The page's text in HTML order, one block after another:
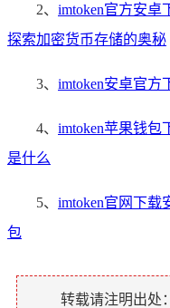
2、 imtoken官方安卓
探索加密货币存储的奥秘
3、 imtoken安卓官方
4、 imtoken苹果钱包
是什么
5、 imtoken官网下载
包
转载请注明出处：